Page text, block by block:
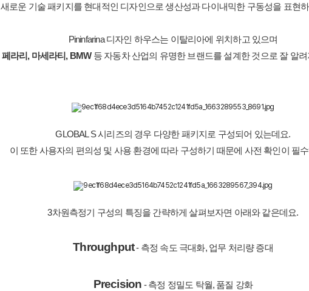
새로운 기술 패키지를 현대적인 디자인으로 생산성과 다이내믹한 구동성을 표현
Pininfarina 디자인 하우스는 이탈리아에 위치하고 있으며
페라리, 마세라티, BMW 등 자동차 산업의 유명한 브랜드를 설계한 것으로 잘 알려
GLOBAL S 시리즈의 경우 다양한 패키지로 구성되어 있는데요.
이 또한 사용자의 편의성 및 사용 환경에 따라 구성하기 때문에 사전 확인이 필
3차원측정기 구성의 특징을 간략하게 살펴보자면 아래와 같은데요.
Throughput - 측정 속도 극대화, 업무 처리량 증대
Precision - 측정 정밀도 탁월, 품질 강화